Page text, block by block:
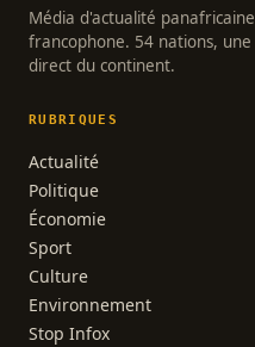
Média d'actualité panafricaine
francophone. 54 nations,
direct du continent.
RUBRIQUES
Actualité
Politique
Économie
Sport
Culture
Environnement
Stop Infox